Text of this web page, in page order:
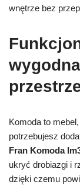
wnętrze bez
Komoda to
potrzebujesz
Fran Komoda
ukryć drobiazgi i
dzięki czemu